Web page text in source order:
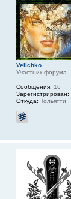
Velichko
Участник форума
Сообщения: 16
Зарегистрирован:
Откуда: Тольятти